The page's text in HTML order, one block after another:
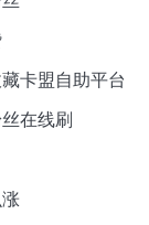
卡盟自助平台
在线刷